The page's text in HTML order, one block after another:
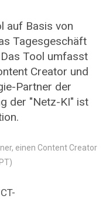
auf Basis von
Tagesgeschäft
Tool umfasst
Creator und
Partner der
der "Netz-KI" ist
einen Content Creator